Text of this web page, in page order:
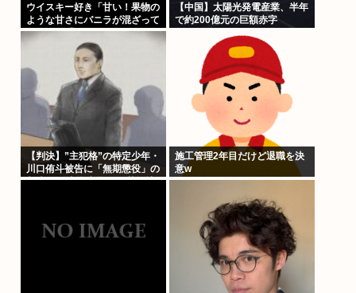
ウイスキー好き「甘い！果物の
ような甘さにバニラが混ざって
る」わい「はぇー飲んでみる
【中国】太陽光発電産業、半年
で約200億元の巨額赤字
【判決】”主犯格”の特定少年・
川口侑斗被告に「無期懲役」の
判決 江別大学生暴行死 札幌地
施工管理2年目だけど退職を決
意w